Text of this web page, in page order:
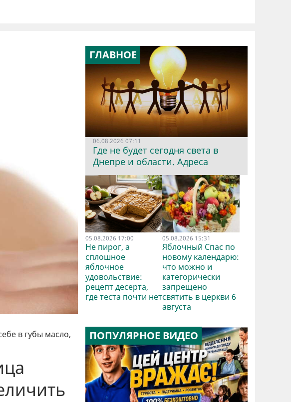
в губы масло,
ГЛАВНОЕ
06.08.2026 07:11
Где не будет сегодня света в
Днепре и области. Адреса
05.08.2026 17:00
Не пирог, а
сплошное
яблочное
удовольствие:
рецепт десерта,
где теста почти нет
05.08.2026 15:31
Яблочный Спас по
новому календарю:
что можно и
категорически
запрещено
святить в церкви 6
августа
ПОПУЛЯРНОЕ ВИДЕО